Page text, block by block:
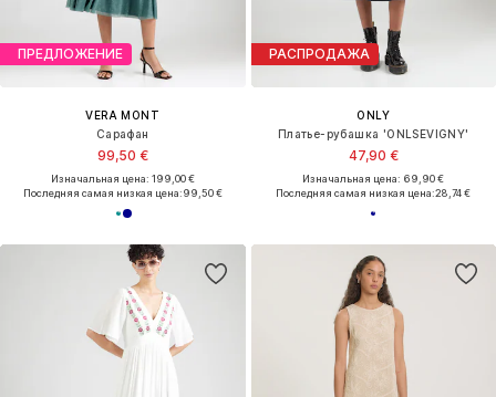
ПРЕДЛОЖЕНИЕ
VERA MONT
Сарафан
99,50 €
Изначальная цена: 199,00 €
Последняя самая низкая цена:99,50 €
РАСПРОДАЖА
ONLY
Платье-рубашка 'ONLSEVIGNY'
47,90 €
Изначальная цена: 69,90 €
Последняя самая низкая цена:28,74 €